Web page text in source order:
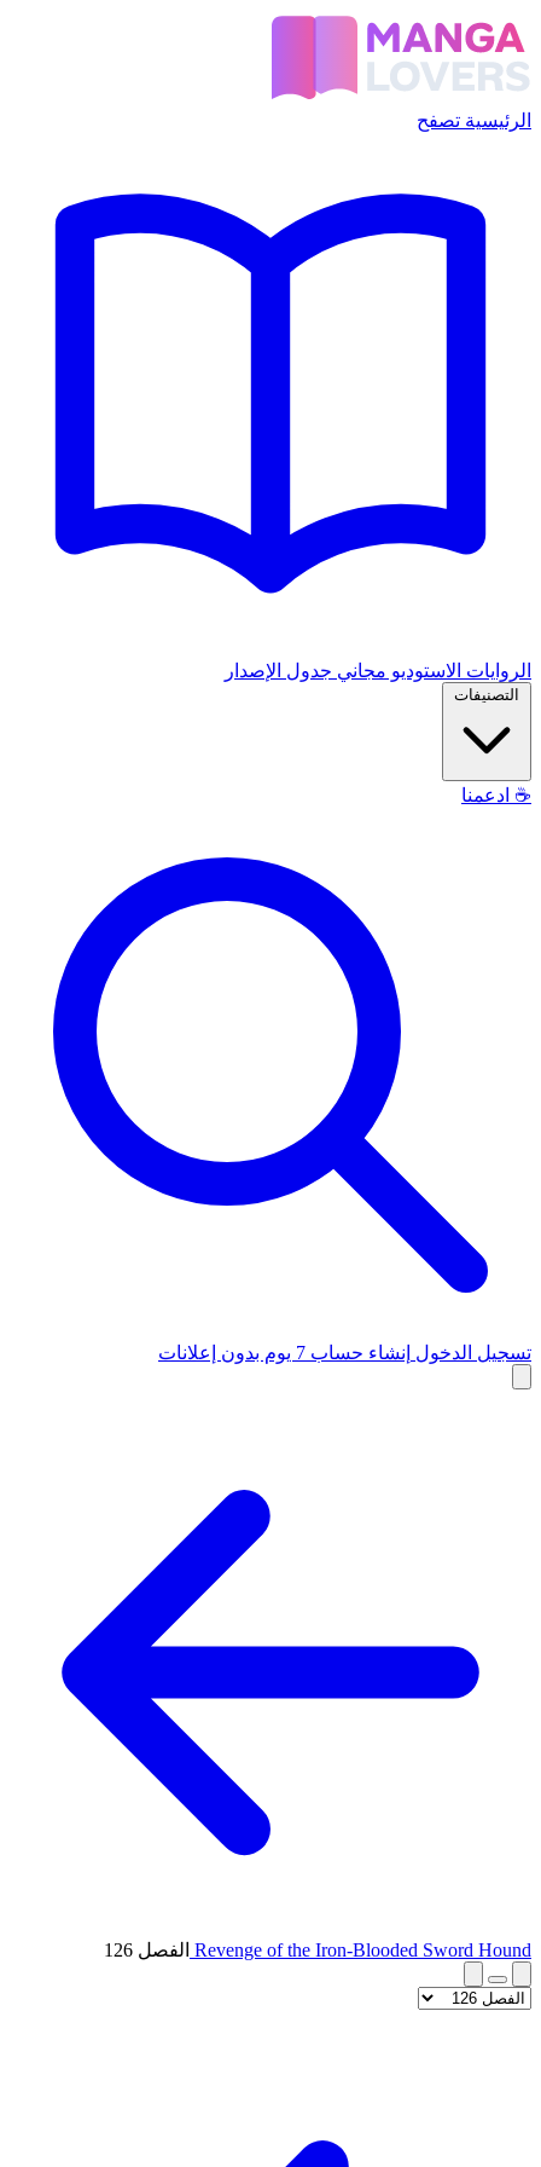
الرئيسية تصفح
الروايات الاستوديو مجاني جدول الإصدار
التصنيفات
☕ ادعمنا
تسجيل الدخول إنشاء حساب 7 يوم بدون إعلانات
Revenge of the Iron-Blooded Sword Hound الفصل 126